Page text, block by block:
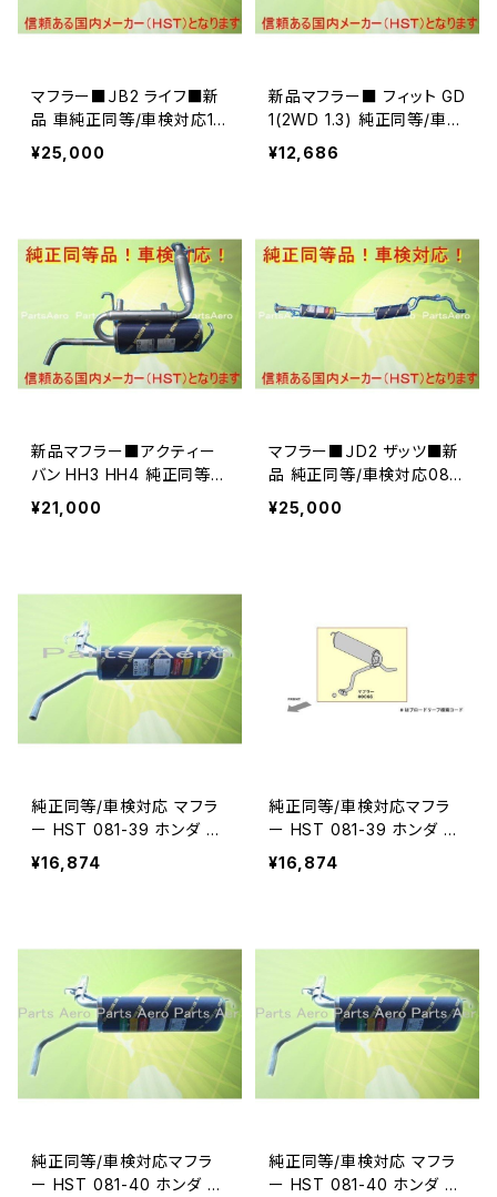
マフラー■ＪB2 ライフ■新
品 車純正同等/車検対応1-
38
¥25,000
新品マフラー■ フィット GD
1(2WD 1.3) 純正同等/車検
対応082-133
¥12,686
新品マフラー■アクティー
バン HH3 HH4 純正同等/
車検対応 081-25
¥21,000
マフラー■ＪD2 ザッツ■新
品 純正同等/車検対応081-
38
¥25,000
純正同等/車検対応 マフラ
ー HST 081-39 ホンダ ア
クティバン HH6(4WD)081
¥16,874
純正同等/車検対応マフラ
ー HST 081-39 ホンダ バ
モス HM2(4WD)
¥16,874
純正同等/車検対応マフラ
ー HST 081-40 ホンダ バ
純正同等/車検対応 マフラ
ー HST 081-40 ホンダ バ